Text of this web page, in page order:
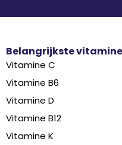
Belangrijkste
Vitamine C
Vitamine B6
Vitamine D
Vitamine B12
Vitamine K